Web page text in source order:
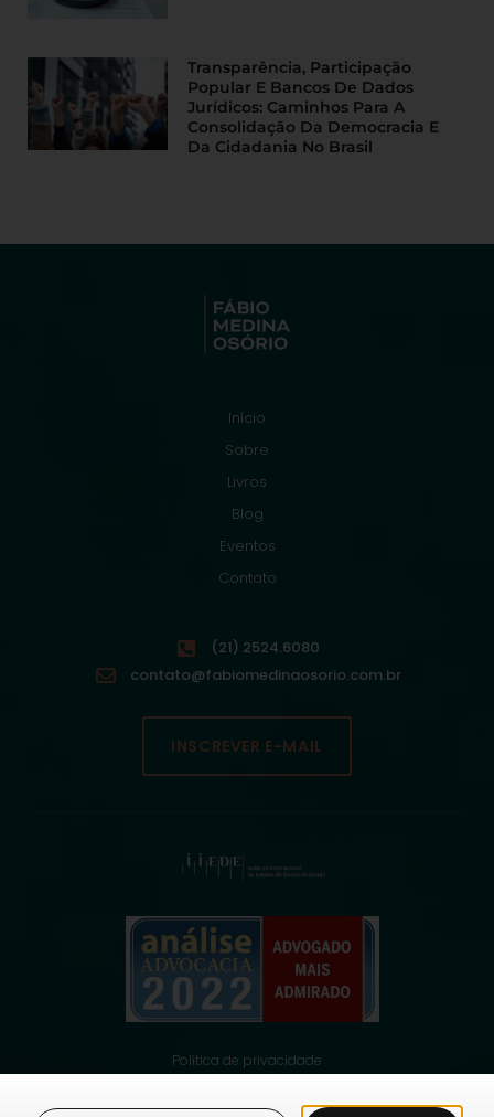
Transparência, Participação
Popular E Bancos De Dados
Jurídicos: Caminhos Para A
Consolidação Da Democracia E
Da Cidadania No Brasil
Início
Sobre
Livros
Blog
Eventos
Contato
(21) 2524.6080
contato@fabiomedinaosorio.com.br
INSCREVER E-MAIL
Política de privacidade
© 2021 Fabio Medina Osorio, todos os direitos reservados.